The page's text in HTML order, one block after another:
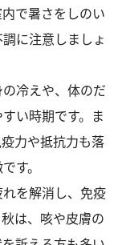
で暑さをしのい
に注意しましょ
冷えや、体のだ
い時期です。ま
力や抵抗力も落
す。
を解消し、免疫
は、咳や皮膚の